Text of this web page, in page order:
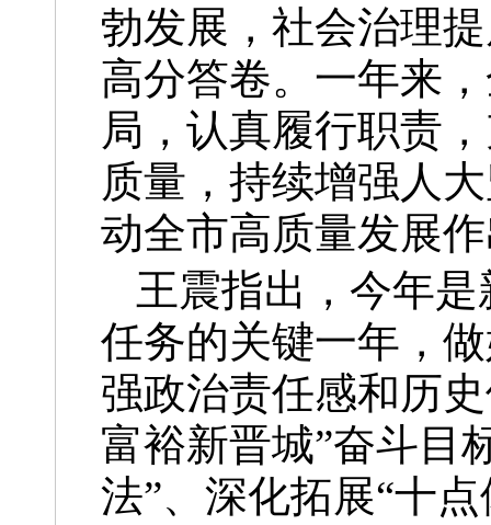
勃发展，社会治理
高分答卷。一年来
局，认真履行职责
质量，持续增强人
动全市高质量发展
王震指出，今年
任务的关键一年，
强政治责任感和历
富裕新晋城”奋斗目
法”、深化拓展“十